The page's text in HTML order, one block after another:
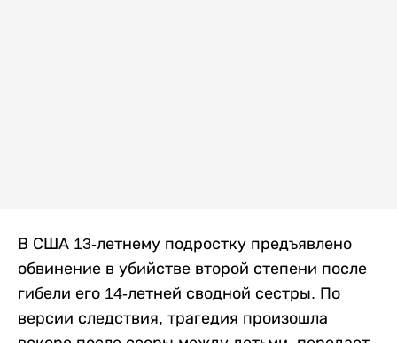
В США 13-летнему подростку предъявлено
обвинение в убийстве второй степени после
гибели его 14-летней сводной сестры. По
версии следствия, трагедия произошла